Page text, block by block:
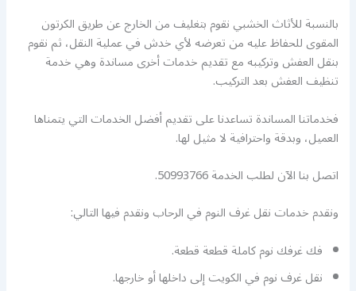
بالنسبة للأثاث الخشبي نقوم بتغليف من الخارج عن طريق الكرتون
المقوى للحفاظ عليه من تعرضه لأي خدش في عملية النقل، ثم نقوم
بنقل العفش وتركيبه مع تقديم خدمات أخرى مساندة وهي خدمة
تنظيف العفش بعد التركيب.
فخدماتنا المساندة تساعدنا على تقديم أفضل الخدمات التي يتمناها
العميل، وبدقة واحترافية لا مثيل لها.
اتصل بنا الآن لطلب الخدمة 50993766.
ونقدم خدمات نقل غرف النوم في الرحاب ونقدم فيها التالي:
فك غرفك نوم كاملة قطعة قطعة.
نقل غرف نوم في الكويت إلى داخلها أو خارجها.